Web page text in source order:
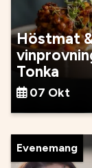
Höstmat
Tonka
07 Okt
Evenemang